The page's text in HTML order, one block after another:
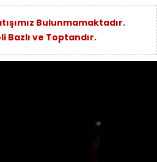
Bulunmamaktadır.
Bazlı ve Toptandır.